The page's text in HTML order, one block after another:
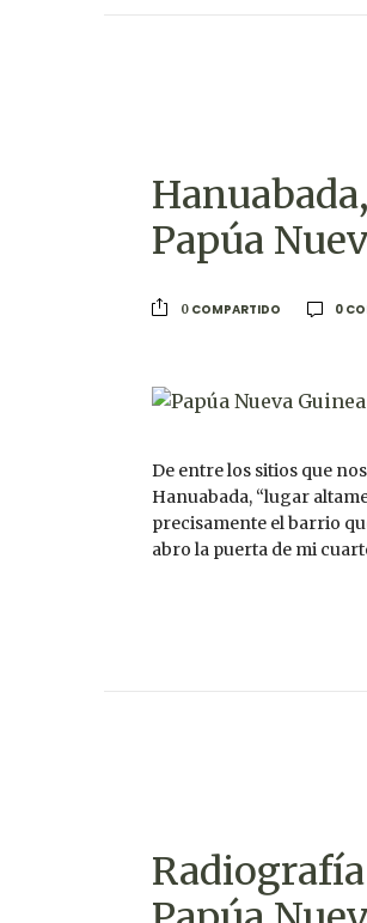
Papúa
0 COMPARTIDO 0
De entre los sitios que
Hanuabada, “lugar
precisamente el barrio
abro la puerta de mi